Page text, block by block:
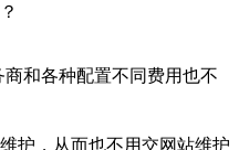
和各种配置不同费用也不
护，从而也不用交网站维护